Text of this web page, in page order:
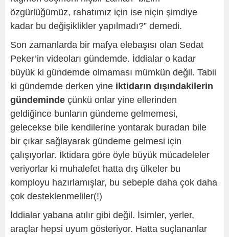
özgürlüğümüz, rahatımız için ise niçin şimdiye
kadar bu değişiklikler yapılmadı?” demedi.
Son zamanlarda bir mafya elebaşısı olan Sedat
Peker’in videoları gündemde. İddialar o kadar
büyük ki gündemde olmaması mümkün değil. Tabii
ki gündemde derken yine iktidarın dışındakilerin
gündeminde çünkü onlar yine ellerinden
geldiğince bunların gündeme gelmemesi,
gelecekse bile kendilerine yontarak buradan bile
bir çıkar sağlayarak gündeme gelmesi için
çalışıyorlar. İktidara göre öyle büyük mücadeleler
veriyorlar ki muhalefet hatta dış ülkeler bu
komployu hazırlamışlar, bu sebeple daha çok daha
çok desteklenmeliler(!)
İddialar yabana atılır gibi değil. İsimler, yerler,
araçlar hepsi uyum gösteriyor. Hatta suçlananlar